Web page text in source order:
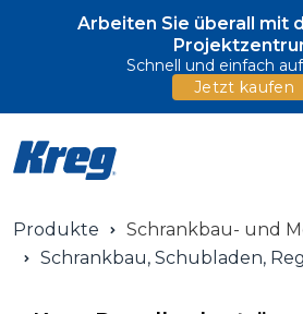
Arbeiten Sie überall mit
Schnell und einfach
Jetzt kaufen
Produkte
Schrankbau- und
Schrankbau, Schubladen,